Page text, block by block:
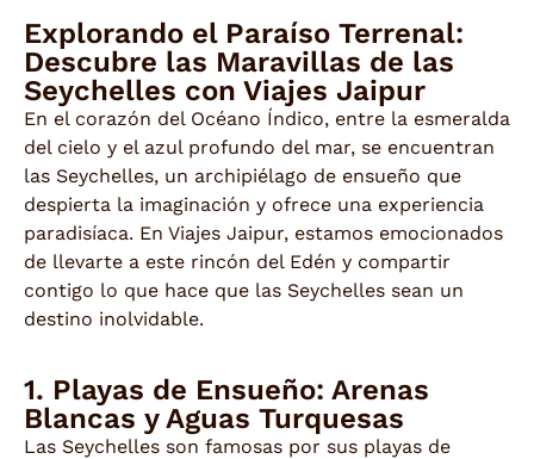
Explorando el Paraíso Terrenal:
Descubre las Maravillas de las
Seychelles con Viajes Jaipur
En el corazón del Océano Índico, entre la esmeralda
del cielo y el azul profundo del mar, se encuentran
las Seychelles, un archipiélago de ensueño que
despierta la imaginación y ofrece una experiencia
paradisíaca. En Viajes Jaipur, estamos emocionados
de llevarte a este rincón del Edén y compartir
contigo lo que hace que las Seychelles sean un
destino inolvidable.
1. Playas de Ensueño: Arenas
Blancas y Aguas Turquesas
Las Seychelles son famosas por sus playas de